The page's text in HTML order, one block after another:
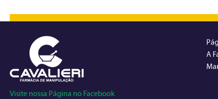
Visite nossa Página no Facebook
A